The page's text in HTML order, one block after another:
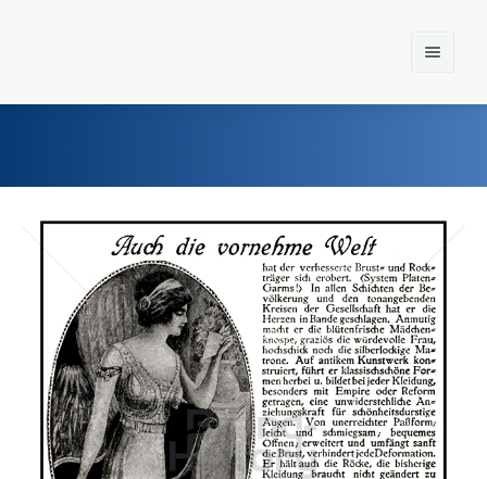
Einst und Heute
Marken
Konzerne
Epoche